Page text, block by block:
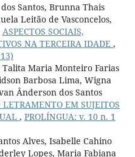
Santos, Brunna Thais
Leitão de Vasconcelos,
ASPECTOS SOCIAIS,
NA TERCEIRA IDADE ,
Talita Maria Monteiro Farias
Barbosa Lima, Wigna
Ânderson dos Santos
LETRAMENTO EM SUJEITOS
, PROLÍNGUA: v. 10 n. 1
Alves, Isabelle Cahino
Lopes, Maria Fabiana